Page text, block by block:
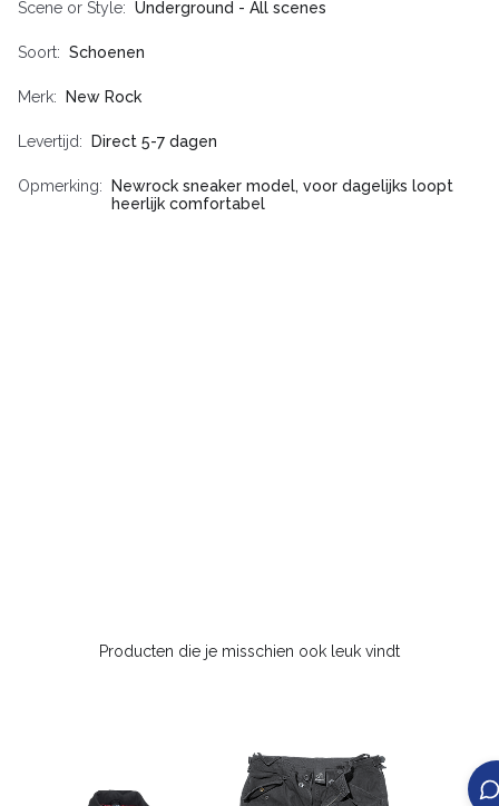
Scene or Style Underground - All scenes
Soort Schoenen
Merk New Rock
Levertijd Direct 5-7 dagen
Opmerking
Newrock sneaker model, voor dagelijks loopt
heerlijk comfortabel
Producten die je misschien ook leuk vindt